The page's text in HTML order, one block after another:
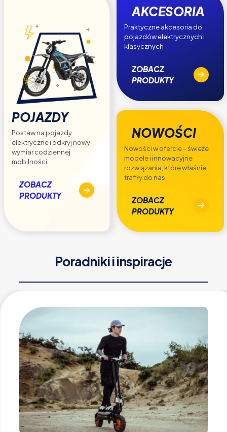
POJAZDY
Postaw na pojazdy
elektryczne i odkryj nowy
wymiar codziennej
mobilności.
ZOBACZ
PRODUKTY
AKCESORIA
Praktyczne akcesoria do
pojazdów elektrycznych i
klasycznych
ZOBACZ
PRODUKTY
NOWOŚCI
Nowości w ofercie – świeże
modele i innowacyjne
rozwiązania, które właśnie
trafiły do nas.
ZOBACZ
PRODUKTY
Poradniki i inspiracje